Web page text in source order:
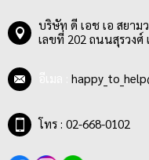
บริษัท ดี เอช เอ สยาม
เลขที่ 202 ถนนสุรวงศ์
โทร : 02-668-0102